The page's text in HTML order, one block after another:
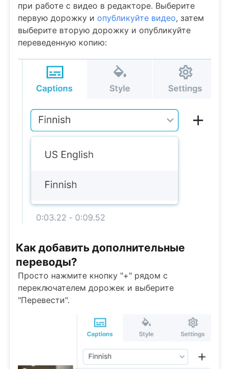
при работе с видео в редакторе. Выберите
первую дорожку и опубликуйте видео, затем
выберите вторую дорожку и опубликуйте
переведенную копию:
Как добавить дополнительные
переводы?
Просто нажмите кнопку "+" рядом с
переключателем дорожек и выберите
"Перевести".